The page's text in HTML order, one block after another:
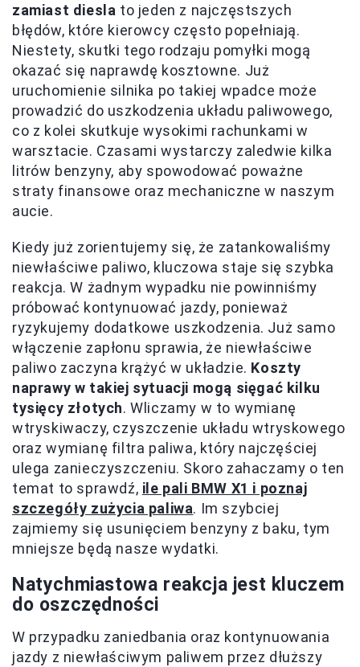
zamiast diesla to jeden z najczęstszych
błędów, które kierowcy często popełniają.
Niestety, skutki tego rodzaju pomyłki mogą
okazać się naprawdę kosztowne. Już
uruchomienie silnika po takiej wpadce może
prowadzić do uszkodzenia układu paliwowego,
co z kolei skutkuje wysokimi rachunkami w
warsztacie. Czasami wystarczy zaledwie kilka
litrów benzyny, aby spowodować poważne
straty finansowe oraz mechaniczne w naszym
aucie.
Kiedy już zorientujemy się, że zatankowaliśmy
niewłaściwe paliwo, kluczowa staje się szybka
reakcja. W żadnym wypadku nie powinniśmy
próbować kontynuować jazdy, ponieważ
ryzykujemy dodatkowe uszkodzenia. Już samo
włączenie zapłonu sprawia, że niewłaściwe
paliwo zaczyna krążyć w układzie. Koszty
naprawy w takiej sytuacji mogą sięgać kilku
tysięcy złotych. Wliczamy w to wymianę
wtryskiwaczy, czyszczenie układu wtryskowego
oraz wymianę filtra paliwa, który najczęściej
ulega zanieczyszczeniu. Skoro zahaczamy o ten
temat to sprawdź, ile pali BMW X1 i poznaj
szczegóły zużycia paliwa. Im szybciej
zajmiemy się usunięciem benzyny z baku, tym
mniejsze będą nasze wydatki.
Natychmiastowa reakcja jest kluczem
do oszczędności
W przypadku zaniedbania oraz kontynuowania
jazdy z niewłaściwym paliwem przez dłuższy